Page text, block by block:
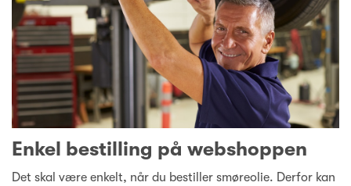
Enkel bestilling på webshoppen
Det skal være enkelt, når du bestiller smøreolie. Derfor kan